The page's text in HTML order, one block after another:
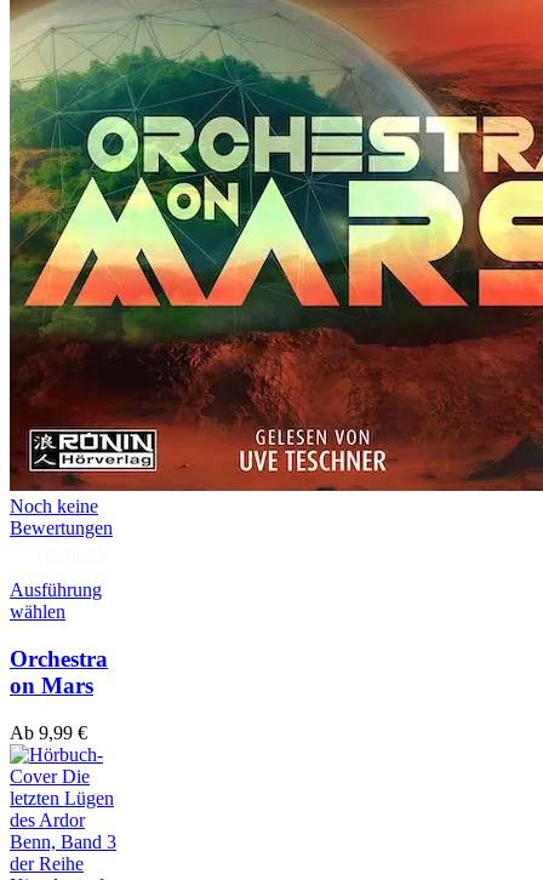
Noch keine
Bewertungen
Ausführung
wählen
Orchestra
on Mars
Ab 9,99 €